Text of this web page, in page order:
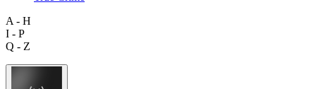
A - H
I - P
Q - Z